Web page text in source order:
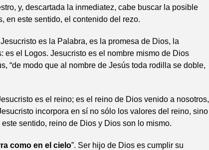
y, descartada la inmediatez, cabe buscar la posible
en este sentido, el contenido del rezo.
Jesucristo es la Palabra, es la promesa de Dios, la
es el Logos. Jesucristo es el nombre mismo de Dios
“de modo que al nombre de Jesús toda rodilla se doble,
es el reino; es el reino de Dios venido a nosotros,
incorpora en sí no sólo los valores del reino, sino
sentido, reino de Dios y Dios son lo mismo.
como en el cielo”. Ser hijo de Dios es cumplir su